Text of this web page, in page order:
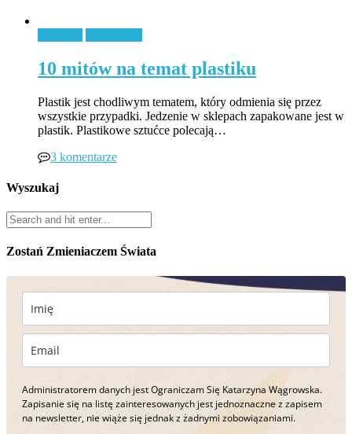
10 mitów na temat plastiku
Plastik jest chodliwym tematem, który odmienia się przez
wszystkie przypadki. Jedzenie w sklepach zapakowane jest w
plastik. Plastikowe sztućce polecają…
3 komentarze
Wyszukaj
Zostań Zmieniaczem Świata
Administratorem danych jest Ograniczam Się Katarzyna Wągrowska.
Zapisanie się na listę zainteresowanych jest jednoznaczne z zapisem
na newsletter, nie wiąże się jednak z żadnymi zobowiązaniami.